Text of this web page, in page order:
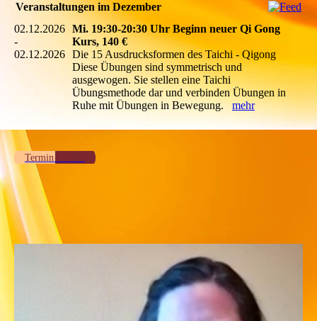
Veranstaltungen im Dezember
02.12.2026
-
02.12.2026
Mi. 19:30-20:30 Uhr Beginn neuer Qi Gong
Kurs, 140 €
Die 15 Ausdrucksformen des Taichi - Qigong
Diese Übungen sind symmetrisch und
ausgewogen. Sie stellen eine Taichi
Übungsmethode dar und verbinden Übungen in
Ruhe mit Übungen in Bewegung. mehr
Termin buchen